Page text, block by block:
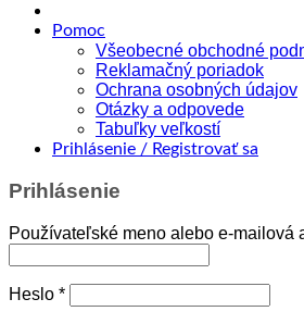
Pomoc
Všeobecné obchodné
Reklamačný poriadok
Ochrana osobných údajov
Otázky a odpovede
Tabuľky veľkostí
Prihlásenie / Registrovať sa
Prihlásenie
Používateľské meno alebo e-mailová
Heslo *Povinné